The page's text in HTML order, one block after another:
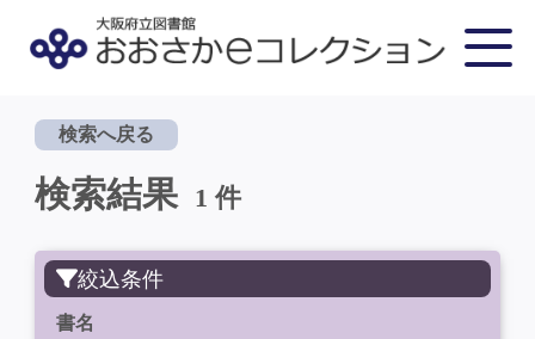
検索へ戻る
検索結果 1 件
絞込条件
書名